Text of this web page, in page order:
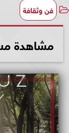
فن وثقافة
مشاهدة